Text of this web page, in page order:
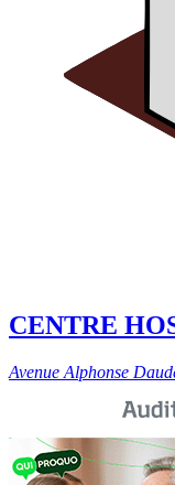
CENTRE
Avenue Alphonse